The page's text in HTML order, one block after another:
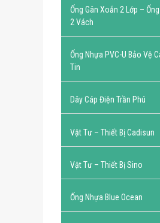
Ống Gân Xoắn 2 Lớp –
2 Vách
Ống Nhựa PVC-U Bảo Vệ
Tin
Dây Cáp Điện Trần Phú
Vật Tư – Thiết Bị Cadisun
Vật Tư – Thiết Bị Sino
Ống Nhựa Blue Ocean